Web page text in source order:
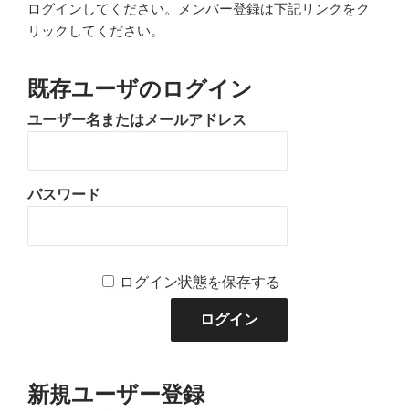
ログインしてください。メンバー登録は下記リンクをク
リックしてください。
既存ユーザのログイン
ユーザー名またはメールアドレス
パスワード
ログイン状態を保存する
新規ユーザー登録